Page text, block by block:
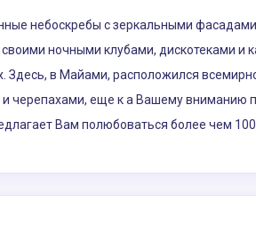
небоскребы с зеркальными
ночными клубами, дискотеками
Здесь, в Майами, расположился
черепахами, еще к а Вашему вниманию
Вам полюбоваться более чем